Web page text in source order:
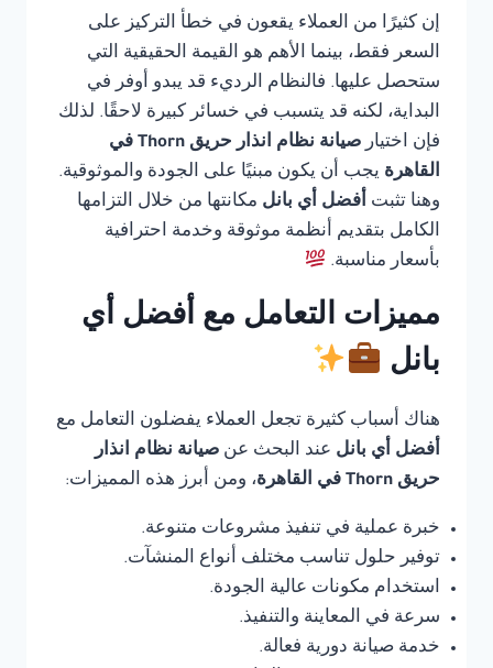
إن كثيرًا من العملاء يقعون في خطأ التركيز على
السعر فقط، بينما الأهم هو القيمة الحقيقية التي
ستحصل عليها. فالنظام الرديء قد يبدو أوفر في
البداية، لكنه قد يتسبب في خسائر كبيرة لاحقًا. لذلك
فإن اختيار
صيانة نظام انذار حريق Thorn في
القاهرة يجب أن يكون مبنيًا على الجودة والموثوقية.
وهنا تثبت أفضل أي بانل مكانتها من خلال التزامها
الكامل بتقديم أنظمة موثوقة وخدمة احترافية
بأسعار مناسبة.
مميزات التعامل مع أفضل أي
بانل
هناك أسباب كثيرة تجعل العملاء يفضلون التعامل مع
أفضل أي بانل عند البحث عن صيانة نظام انذار
حريق Thorn في القاهرة
، ومن أبرز هذه المميزات:
خبرة عملية في تنفيذ مشروعات متنوعة.
توفير حلول تناسب مختلف أنواع المنشآت.
استخدام مكونات عالية الجودة.
سرعة في المعاينة والتنفيذ.
خدمة صيانة دورية فعالة.